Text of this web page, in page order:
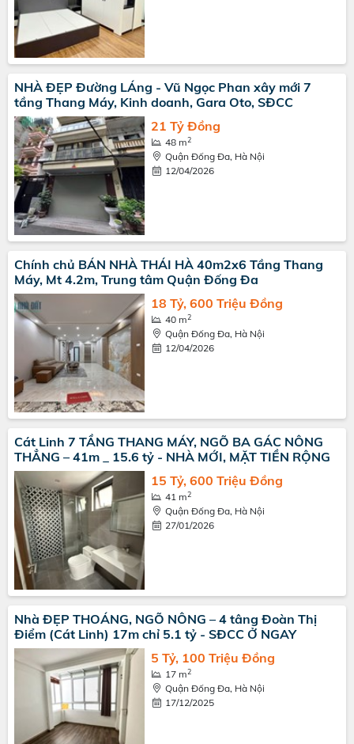
NHÀ ĐẸP Đường LÁng - Vũ Ngọc Phan xây mới 7
tầng Thang Máy, Kinh doanh, Gara Oto, SĐCC
21 Tỷ Đồng
48 m2
Quận Đống Đa, Hà Nội
12/04/2026
Chính chủ BÁN NHÀ THÁI HÀ 40m2x6 Tầng Thang
Máy, Mt 4.2m, Trung tâm Quận Đống Đa
18 Tỷ, 600 Triệu Đồng
40 m2
Quận Đống Đa, Hà Nội
12/04/2026
Cát Linh 7 TẦNG THANG MÁY, NGÕ BA GÁC NÔNG
THẲNG – 41m _ 15.6 tỷ - NHÀ MỚI, MẶT TIỀN RỘNG
15 Tỷ, 600 Triệu Đồng
41 m2
Quận Đống Đa, Hà Nội
27/01/2026
Nhà ĐẸP THOÁNG, NGÕ NÔNG – 4 tâng Đoàn Thị
Điểm (Cát Linh) 17m chỉ 5.1 tỷ - SĐCC Ở NGAY
5 Tỷ, 100 Triệu Đồng
17 m2
Quận Đống Đa, Hà Nội
17/12/2025